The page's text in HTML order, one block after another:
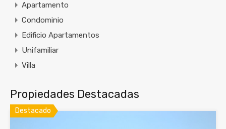
Apartamento
Condominio
Edificio Apartamentos
Unifamiliar
Villa
Propiedades Destacadas
Destacado